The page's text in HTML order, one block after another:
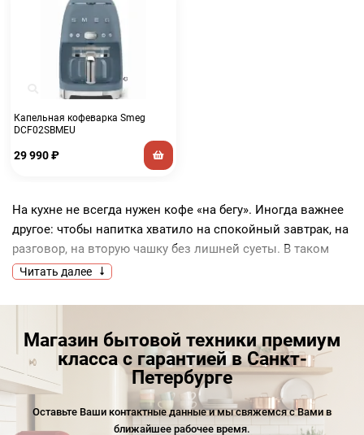
Капельная кофеварка Smeg
DCF02SBMEU
29 990₽
На кухне не всегда нужен кофе «на бегу». Иногда важнее
другое: чтобы напитка хватило на спокойный завтрак, на
разговор, на вторую чашку без лишней суеты. В таком
ритме особенно хорошо раскрывается капельная
сценария, где ценят удобство, красивую подачу и
У техники этого бренда сильная сторона не только во
внешнем виде. Smeg умеет делать вещи, которые
приятно видеть каждый день и так же приятно включать
утром. Поэтому капельная кофемашина Smeg подходит
Читать далее
Магазин бытовой техники премиум
класса с гарантией в Санкт-
Петербурге
Оставьте Ваши контактные данные и мы свяжемся с Вами в
ближайшее рабочее время.